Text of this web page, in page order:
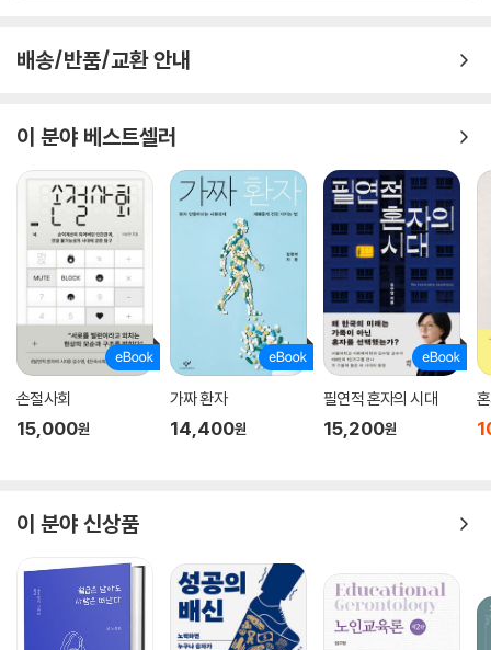
배송/반품/교환 안내
이 분야 베스트셀러
손절사회
15,000원
가짜 환자
14,400원
필연적 혼자의 시대
15,200원
이 분야 신상품